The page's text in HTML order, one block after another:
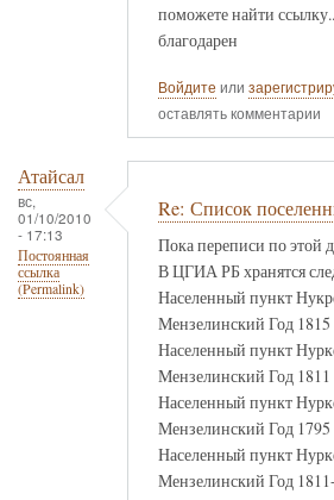
поможете найти
благодарен
Войдите или
оставлять комментарии
Атайсал
вс,
01/10/2010
- 17:13
Постоянная
ссылка
(Permalink)
Re: Список
Пока переписи по этой
В ЦГИА РБ хранятся
Населенный пункт
Мензелинский Год 1815
Населенный пункт
Мензелинский Год 1811
Населенный пункт
Мензелинский Год 1795
Населенный пункт
Мензелинский Год